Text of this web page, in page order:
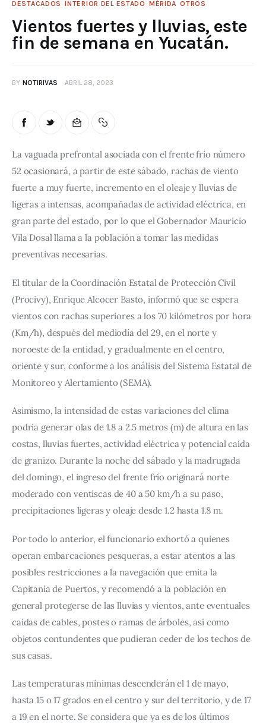
DESTACADOS INTERIOR DEL ESTADO MÉRIDA OTROS
Vientos fuertes y lluvias, este
fin de semana en Yucatán.
BY NOTIRIVAS ABRIL 28, 2023
La vaguada prefrontal asociada con el frente frío número
52 ocasionará, a partir de este sábado, rachas de viento
fuerte a muy fuerte, incremento en el oleaje y lluvias de
ligeras a intensas, acompañadas de actividad eléctrica, en
gran parte del estado, por lo que el Gobernador Mauricio
Vila Dosal llama a la población a tomar las medidas
preventivas necesarias.
El titular de la Coordinación Estatal de Protección Civil
(Procivy), Enrique Alcocer Basto, informó que se espera
vientos con rachas superiores a los 70 kilómetros por hora
(Km/h), después del mediodía del 29, en el norte y
noroeste de la entidad, y gradualmente en el centro,
oriente y sur, conforme a los análisis del Sistema Estatal de
Monitoreo y Alertamiento (SEMA).
Asimismo, la intensidad de estas variaciones del clima
podría generar olas de 1.8 a 2.5 metros (m) de altura en las
costas, lluvias fuertes, actividad eléctrica y potencial caída
de granizo. Durante la noche del sábado y la madrugada
del domingo, el ingreso del frente frío originará norte
moderado con ventiscas de 40 a 50 km/h a su paso,
precipitaciones ligeras y oleaje desde 1.2 hasta 1.8 m.
Por todo lo anterior, el funcionario exhortó a quienes
operan embarcaciones pesqueras, a estar atentos a las
posibles restricciones a la navegación que emita la
Capitanía de Puertos, y recomendó a la población en
general protegerse de las lluvias y vientos, ante eventuales
caídas de cables, postes o ramas de árboles, así como
objetos contundentes que pudieran ceder de los techos de
sus casas.
Las temperaturas mínimas descenderán el 1 de mayo,
hasta 15 o 17 grados en el centro y sur del territorio, y de 17
a 19 en el norte. Se considera que ya es de los últimos